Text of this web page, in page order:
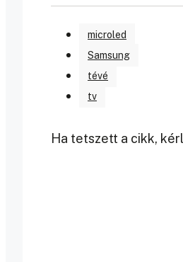
microled
Samsung
tévé
tv
Ha tetszett a cikk,